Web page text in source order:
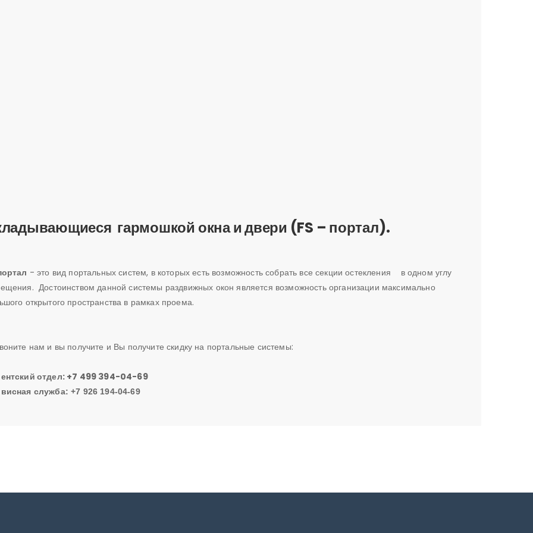
гармошкой окна и двери (FS – портал).
- это вид портальных систем, в которых есть возможность собрать все секции остекления в одном углу
Достоинством данной системы раздвижных окон является возможность организации максимально
открытого пространства в рамках проема.
нам и вы получите и Вы получите скидку на портальные системы:
отдел: +7 499 394-04-69
служба: +7 926 194-04-69